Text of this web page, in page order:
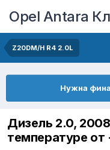
Opel Antara
Z20DM/H R4 2.0L
Нужна
Дизель 2.0,
температуре от